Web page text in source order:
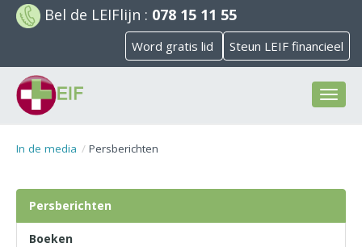
Bel de LEIFlijn : 078 15 11 55
Word gratis lid Steun LEIF financieel
In de media Persberichten
Persberichten
Boeken